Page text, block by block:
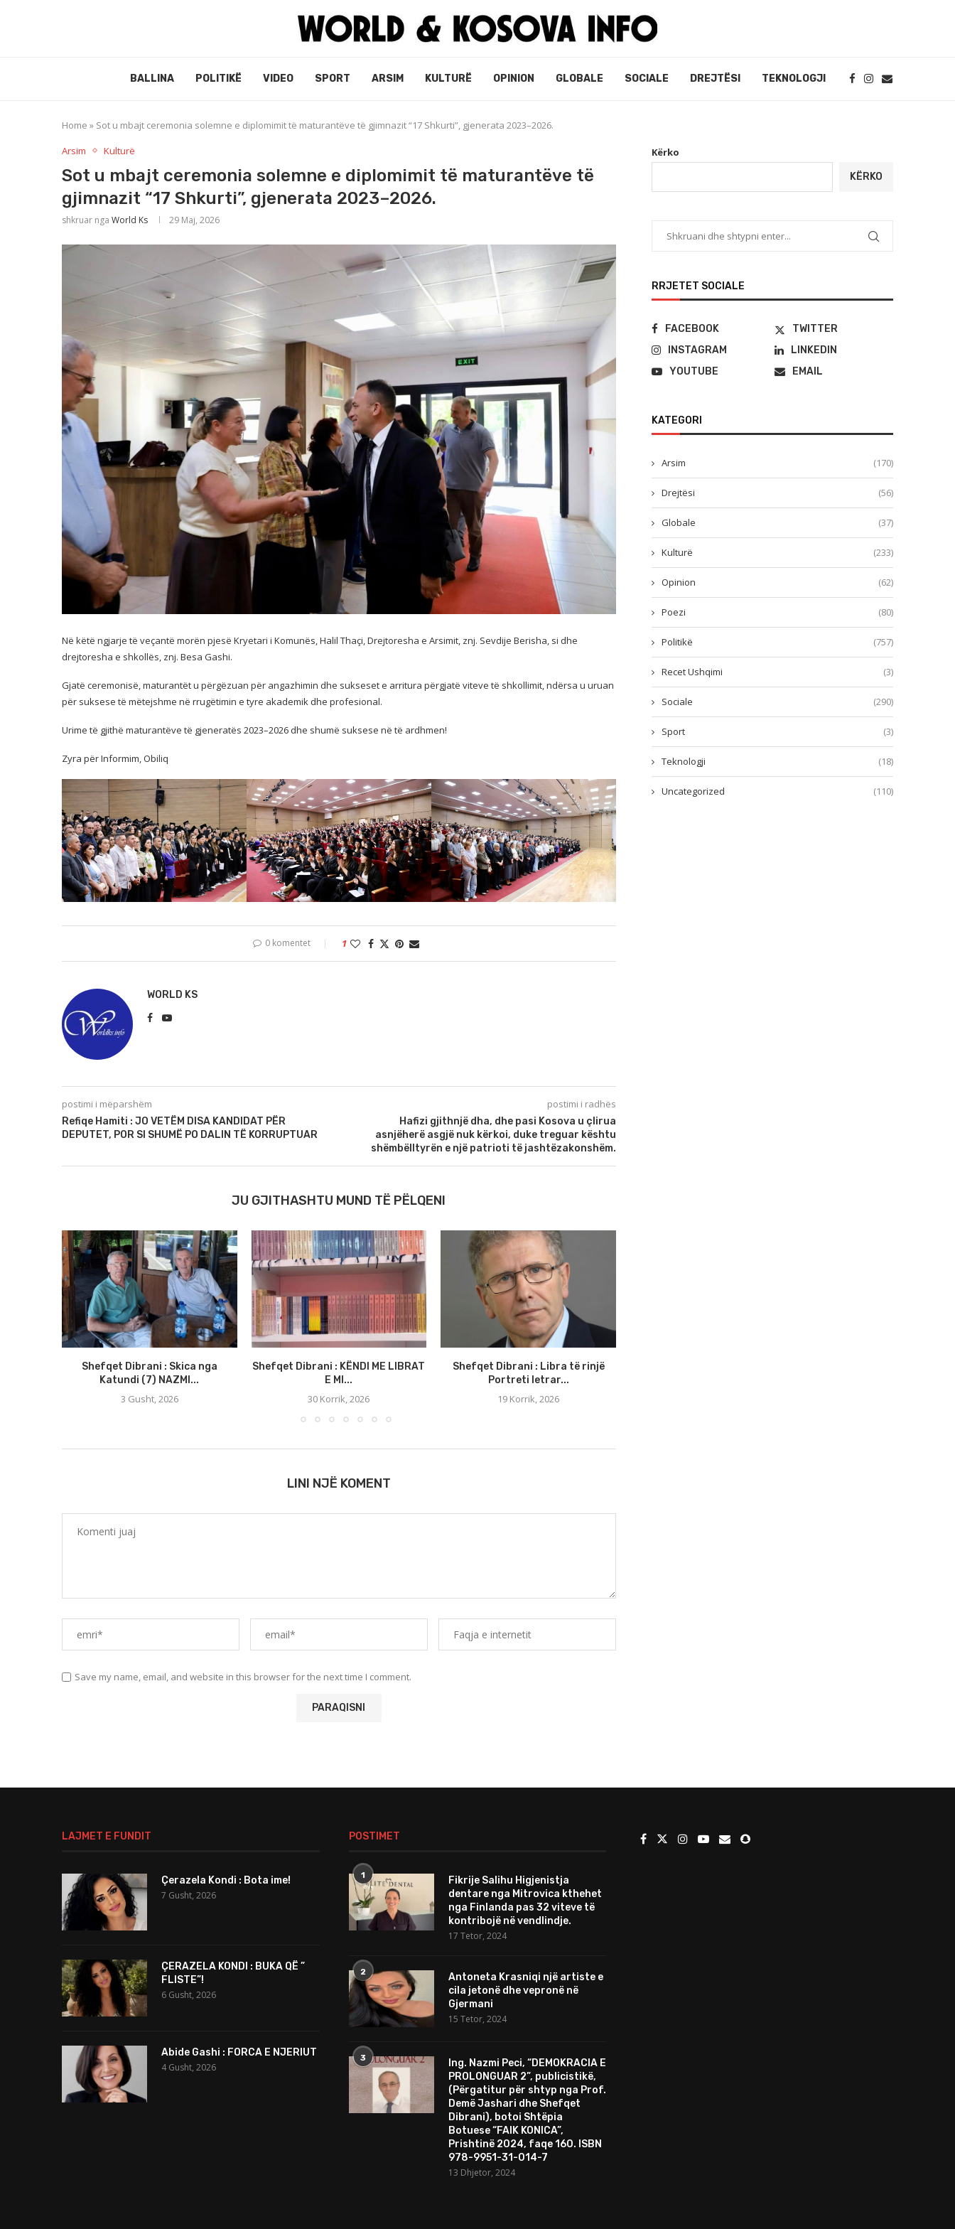
BALLINA POLITIKË VIDEO SPORT ARSIM KULTURË OPINION GLOBALE SOCIALE DREJTËSI TEKNOLOGJI
Home » Sot u mbajt ceremonia solemne e diplomimit të maturantëve të gjimnazit “17 Shkurti”, gjenerata 2023–2026.
Arsim
Kulturë
Sot u mbajt ceremonia solemne e diplomimit të maturantëve të
gjimnazit “17 Shkurti”, gjenerata 2023–2026.
shkruar nga World Ks 29 Maj, 2026
Në këtë ngjarje të veçantë morën pjesë Kryetari i Komunës, Halil Thaçi, Drejtoresha e Arsimit, znj. Sevdije Berisha, si dhe
drejtoresha e shkollës, znj. Besa Gashi.
Gjatë ceremonisë, maturantët u përgëzuan për angazhimin dhe sukseset e arritura përgjatë viteve të shkollimit, ndërsa u uruan
për suksese të mëtejshme në rrugëtimin e tyre akademik dhe profesional.
Urime të gjithë maturantëve të gjeneratës 2023–2026 dhe shumë suksese në të ardhmen!
Zyra për Informim, Obiliq
0 komentet 1
WORLD KS
postimi i mëparshëm
Refiqe Hamiti : JO VETËM DISA KANDIDAT PËR
DEPUTET, POR SI SHUMË PO DALIN TË KORRUPTUAR
postimi i radhës
Hafizi gjithnjë dha, dhe pasi Kosova u çlirua
asnjëherë asgjë nuk kërkoi, duke treguar kështu
shëmbëlltyrën e një patrioti të jashtëzakonshëm.
JU GJITHASHTU MUND TË PËLQENI
Shefqet Dibrani : Skica nga
Katundi (7) NAZMI...
3 Gusht, 2026
Shefqet Dibrani : KËNDI ME LIBRAT
E MI...
30 Korrik, 2026
Shefqet Dibrani : Libra të rinjë
Portreti letrar...
19 Korrik, 2026
LINI NJË KOMENT
Save my name, email, and website in this browser for the next time I comment.
Kërko
KËRKO
RRJETET SOCIALE
FACEBOOK
TWITTER
INSTAGRAM
LINKEDIN
YOUTUBE
EMAIL
KATEGORI
Arsim (170)
Drejtësi (56)
Globale (37)
Kulturë (233)
Opinion (62)
Poezi (80)
Politikë (757)
Recet Ushqimi (3)
Sociale (290)
Sport (3)
Teknologji (18)
Uncategorized (110)
LAJMET E FUNDIT
Çerazela Kondi : Bota ime!
7 Gusht, 2026
ÇERAZELA KONDI : BUKA QË ”
FLISTE”!
6 Gusht, 2026
Abide Gashi : FORCA E NJERIUT
4 Gusht, 2026
POSTIMET
1
Fikrije Salihu Higjenistja
dentare nga Mitrovica kthehet
nga Finlanda pas 32 viteve të
kontribojë në vendlindje.
17 Tetor, 2024
2
Antoneta Krasniqi një artiste e
cila jetonë dhe vepronë në
Gjermani
15 Tetor, 2024
3
Ing. Nazmi Peci, “DEMOKRACIA E
PROLONGUAR 2”, publicistikë,
(Përgatitur për shtyp nga Prof.
Demë Jashari dhe Shefqet
Dibrani), botoi Shtëpia
Botuese “FAIK KONICA”,
Prishtinë 2024, faqe 160. ISBN
978-9951-31-014-7
13 Dhjetor, 2024